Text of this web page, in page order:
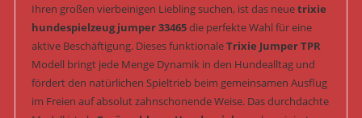
(Art.-
33465)
Menge
Ihren großen vierbeinigen Liebling suchen, ist das neuetrixie
hundespielzeug jumper 33465die perfekte Wahl für eine
aktive Beschäftigung. Dieses funktionaleTrixie Jumper TPR
Modell bringt jede Menge Dynamik in den Hundealltag und
fördert den natürlichen Spieltrieb beim gemeinsamen Ausflug
im Freien auf absolut zahnschonende Weise. Das durchdachte